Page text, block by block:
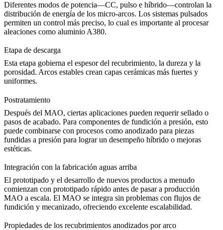
Diferentes modos de potencia—CC, pulso e híbrido—controlan la
distribución de energía de los micro-arcos. Los sistemas pulsados
permiten un control más preciso, lo cual es importante al procesar
aleaciones como aluminio A380.
Etapa de descarga
Esta etapa gobierna el espesor del recubrimiento, la dureza y la
porosidad. Arcos estables crean capas cerámicas más fuertes y
uniformes.
Postratamiento
Después del MAO, ciertas aplicaciones pueden requerir sellado o
pasos de acabado. Para componentes de fundición a presión, esto
puede combinarse con procesos como anodizado para piezas
fundidas a presión para lograr un desempeño híbrido o mejoras
estéticas.
Integración con la fabricación aguas arriba
El prototipado y el desarrollo de nuevos productos a menudo
comienzan con prototipado rápido antes de pasar a producción
MAO a escala. El MAO se integra sin problemas con flujos de
fundición y mecanizado, ofreciendo excelente escalabilidad.
Propiedades de los recubrimientos anodizados por arco